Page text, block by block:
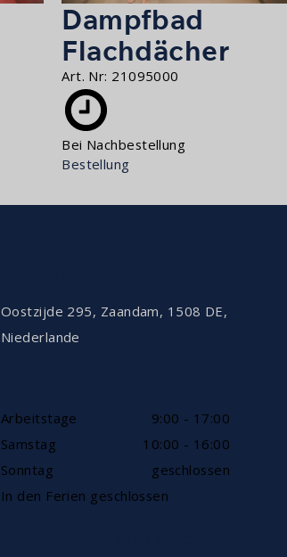
Dampfbad
Flachdächer
Art. Nr: 21095000
Bei Nachbestellung
Bestellung
Oostzijde 295, Zaandam, 1508 DE,
Niederlande
Arbeitstage
9:00 - 17:00
Samstag
10:00 - 16:00
Sonntag
geschlossen
In den Ferien geschlossen